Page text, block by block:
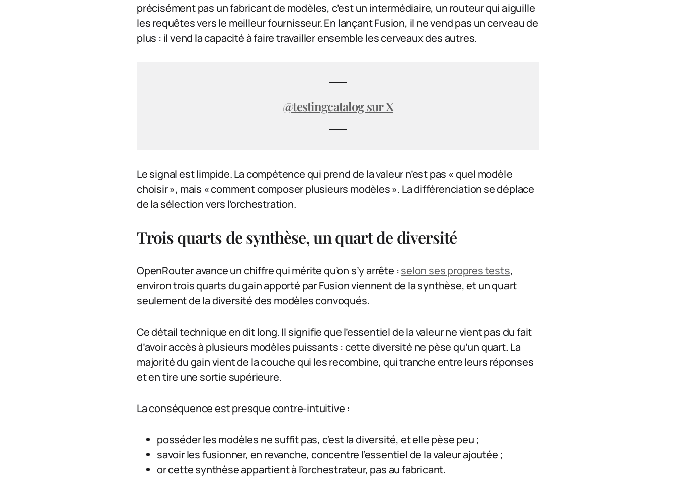
précisément pas un fabricant de modèles, c’est un intermédiaire, un routeur qui aiguille
les requêtes vers le meilleur fournisseur. En lançant Fusion, il ne vend pas un cerveau de
plus : il vend la capacité à faire travailler ensemble les cerveaux des autres.
@testingcatalog sur X
Le signal est limpide. La compétence qui prend de la valeur n’est pas « quel modèle
choisir », mais « comment composer plusieurs modèles ». La différenciation se déplace
de la sélection vers l’orchestration.
Trois quarts de synthèse, un quart de diversité
OpenRouter avance un chiffre qui mérite qu’on s’y arrête :selon ses propres tests,
environ trois quarts du gain apporté par Fusion viennent de la synthèse, et un quart
seulement de la diversité des modèles convoqués.
Ce détail technique en dit long. Il signifie que l’essentiel de la valeur ne vient pas du fait
d’avoir accès à plusieurs modèles puissants : cette diversité ne pèse qu’un quart. La
majorité du gain vient de la couche qui les recombine, qui tranche entre leurs réponses
et en tire une sortie supérieure.
La conséquence est presque contre-intuitive :
posséder les modèles ne suffit pas, c’est la diversité, et elle pèse peu ;
savoir les fusionner, en revanche, concentre l’essentiel de la valeur ajoutée ;
or cette synthèse appartient à l’orchestrateur, pas au fabricant.